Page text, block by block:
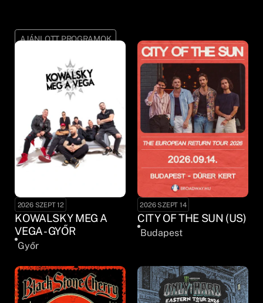
AJÁNLOTT PROGRAMOK
2026 SZEPT 12
KOWALSKY MEG A
VEGA - GYŐR
Győr
2026 SZEPT 14
CITY OF THE SUN (US)
Budapest